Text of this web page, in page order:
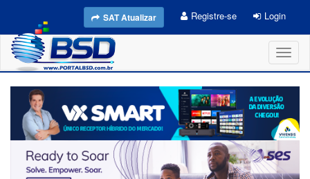
SAT Atualizar Registre-se Login